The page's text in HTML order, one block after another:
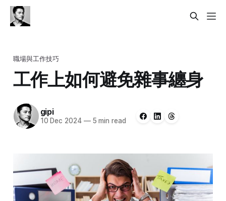
職場與工作技巧
工作上如何避免雜事纏身
gipi
10 Dec 2024 —5 min read